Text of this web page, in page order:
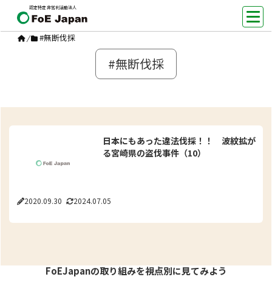
認定特定非営利活動法人
/ #無断伐採
#無断伐採
2020.09.30 2024.07.05
日本にもあった違法伐採！！ 波紋拡が
る宮崎県の盗伐事件（10）
FoEJapanの取り組みを視点別に見てみよう